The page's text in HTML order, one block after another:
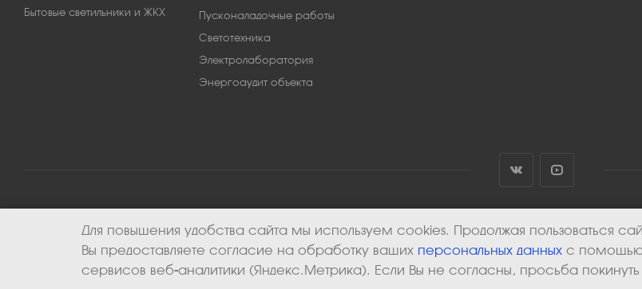
Бытовые светильники и ЖКХ
Пусконаладочные работы
Светотехника
Электролаборатория
Энергоаудит объекта
2026 © ООО «Апекс-энерго». Все права защищены.
Для повышения удобства сайта мы используем cookies. Продолжая пользоваться
Вы предоставляете согласие на обработку ваших персональных данных с
сервисов веб-аналитики (Яндекс.Метрика). Если Вы не согласны, просьба покинуть